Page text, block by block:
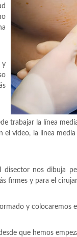
y
trabajar la línea
el video, la linea
nos dibuja
firmes y para el
y colocaremos
que hemos